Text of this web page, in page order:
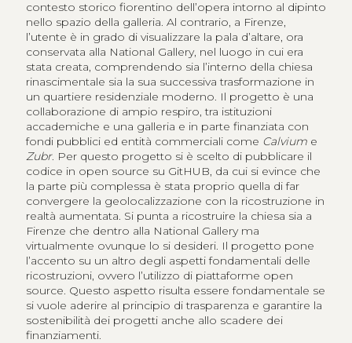
contesto storico fiorentino dell’opera intorno al dipinto
nello spazio della galleria. Al contrario, a Firenze,
l’utente è in grado di visualizzare la pala d’altare, ora
conservata alla National Gallery, nel luogo in cui era
stata creata, comprendendo sia l’interno della chiesa
rinascimentale sia la sua successiva trasformazione in
un quartiere residenziale moderno. Il progetto è una
collaborazione di ampio respiro, tra istituzioni
accademiche e una galleria e in parte finanziata con
fondi pubblici ed entità commerciali come Calviume
Zubr. Per questo progetto si è scelto di pubblicare il
codice in open source su GitHUB, da cui si evince che
la parte più complessa è stata proprio quella di far
convergere la geolocalizzazione con la ricostruzione in
realtà aumentata. Si punta a ricostruire la chiesa sia a
Firenze che dentro alla National Gallery ma
virtualmente ovunque lo si desideri. Il progetto pone
l’accento su un altro degli aspetti fondamentali delle
ricostruzioni, ovvero l’utilizzo di piattaforme open
source. Questo aspetto risulta essere fondamentale se
si vuole aderire al principio di trasparenza e garantire la
sostenibilità dei progetti anche allo scadere dei
finanziamenti.